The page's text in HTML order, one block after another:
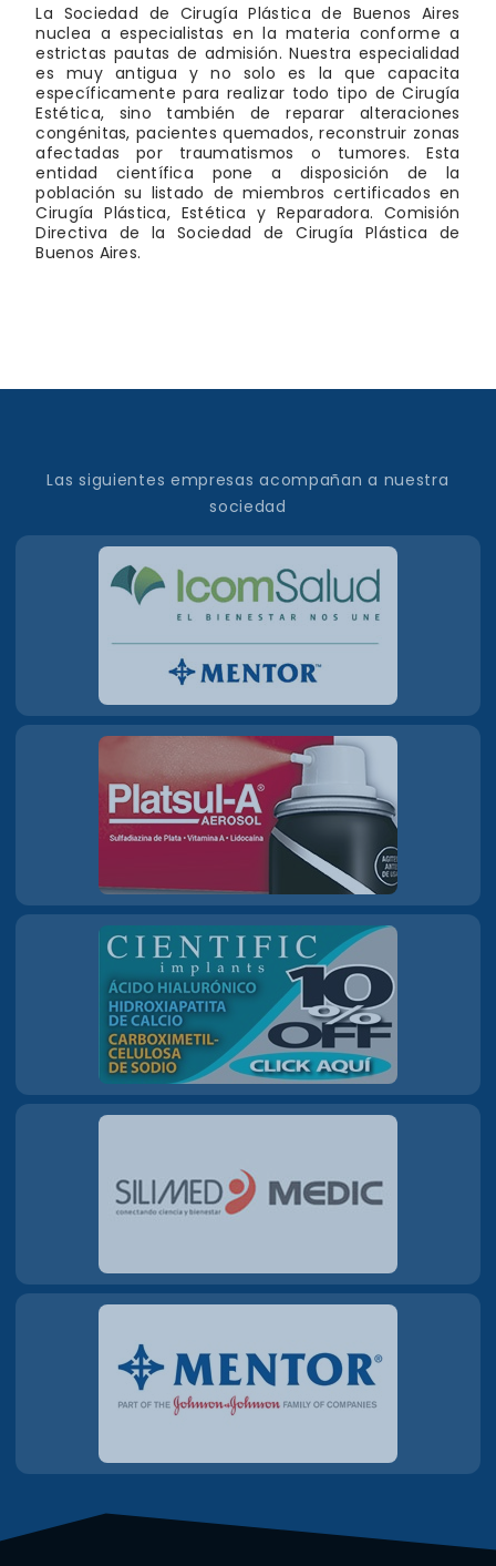
La Sociedad de Cirugía Plástica de Buenos Aires
nuclea a especialistas en la materia conforme a
estrictas pautas de admisión. Nuestra especialidad
es muy antigua y no solo es la que capacita
específicamente para realizar todo tipo de Cirugía
Estética, sino también de reparar alteraciones
congénitas, pacientes quemados, reconstruir zonas
afectadas por traumatismos o tumores. Esta
entidad científica pone a disposición de la
población su listado de miembros certificados en
Cirugía Plástica, Estética y Reparadora. Comisión
Directiva de la Sociedad de Cirugía Plástica de
Buenos Aires.
Las siguientes empresas acompañan a nuestra
sociedad